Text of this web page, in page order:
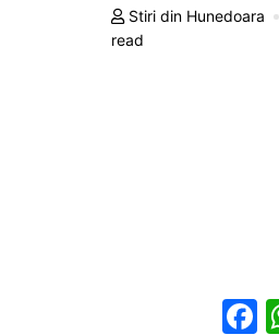
Stiri din Hunedoara
read
F